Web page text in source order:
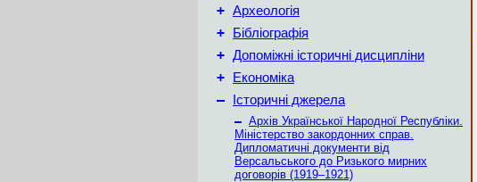
+ Археологія
+ Бібліографія
+ Допоміжні історичні дисципліни
+ Економіка
– Історичні джерела
– Архів Української Народної Республіки.
Міністерство закордонних справ.
Дипломатичні документи від
Версальського до Ризького мирних
договорів (1919–1921)